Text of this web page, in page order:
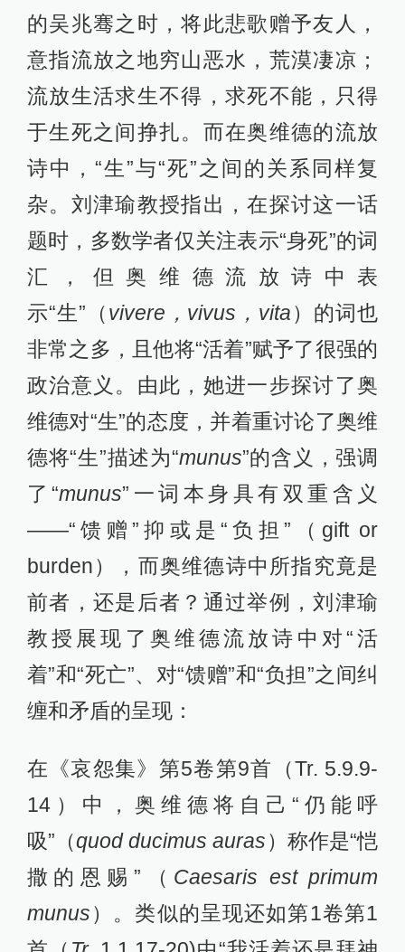
的吴兆骞之时，将此悲歌赠予友人，
意指流放之地穷山恶水，荒漠凄凉；
流放生活求生不得，求死不能，只得
于生死之间挣扎。而在奥维德的流放
诗中，“生”与“死”之间的关系同样复
杂。刘津瑜教授指出，在探讨这一话
题时，多数学者仅关注表示“身死”的词
汇，但奥维德流放诗中表
示“生”（vivere，vivus，vita）的词也
非常之多，且他将“活着”赋予了很强的
政治意义。由此，她进一步探讨了奥
维德对“生”的态度，并着重讨论了奥维
德将“生”描述为“munus”的含义，强调
了“munus”一词本身具有双重含义
——“馈赠”抑或是“负担”（gift or
burden），而奥维德诗中所指究竟是
前者，还是后者？通过举例，刘津瑜
教授展现了奥维德流放诗中对“活
着”和“死亡”、对“馈赠”和“负担”之间纠
缠和矛盾的呈现：
在《哀怨集》第5卷第9首（Tr. 5.9.9-
14）中，奥维德将自己“仍能呼
吸”（quod ducimus auras）称作是“恺
撒的恩赐”（ Caesaris est primum
munus）。类似的呈现还如第1卷第1